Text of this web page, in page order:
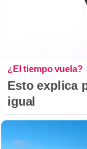
¿El tiempo vuela?
Esto explica
igual